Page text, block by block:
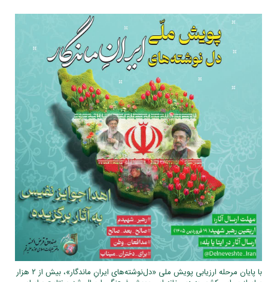
با پایان مرحله ارزیابی پویش ملی «دل‌نوشته‌های ایرانِ ماندگار»، بیش از ۲ هزار